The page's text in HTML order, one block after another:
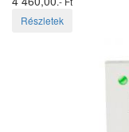
Részletek